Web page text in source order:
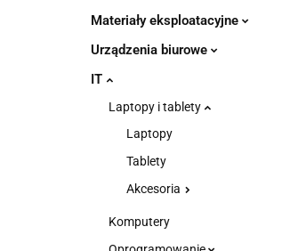
Materiały eksploatacyjne
Urządzenia biurowe
IT
Laptopy i tablety
Laptopy
Tablety
Akcesoria
Komputery